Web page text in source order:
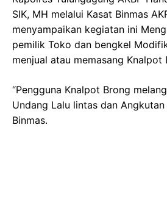
SIK, MH melalui Kasat Binmas
menyampaikan kegiatan ini
pemilik Toko dan bengkel
menjual atau memasang Knalpot
“Pengguna Knalpot Brong
Undang Lalu lintas dan Angkutan
Binmas.